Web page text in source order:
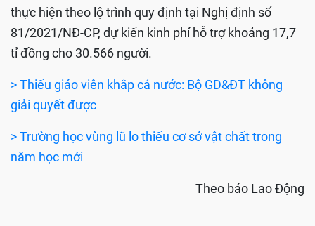
thực hiện theo lộ trình quy định tại Nghị định số
81/2021/NĐ-CP, dự kiến kinh phí hỗ trợ khoảng 17,7
tỉ đồng cho 30.566 người.
> Thiếu giáo viên khắp cả nước: Bộ GD&ĐT không
giải quyết được
> Trường học vùng lũ lo thiếu cơ sở vật chất trong
năm học mới
Theo báo Lao Động